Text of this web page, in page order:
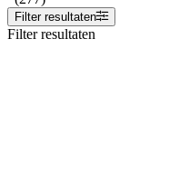
Filter resultaten
Filter resultaten